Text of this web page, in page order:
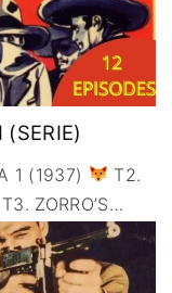
(SERIE)
1 (1937)
T2.
T3. ZORRO’S…